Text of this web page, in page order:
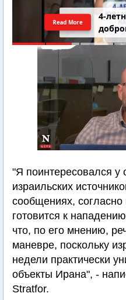
4-
Read More
"Я поинтересовался у
израильских
сообщениях,
готовится к
что, по его мнению,
маневре, поскольку
недели практически
объекты Ирана", -
Stratfor.